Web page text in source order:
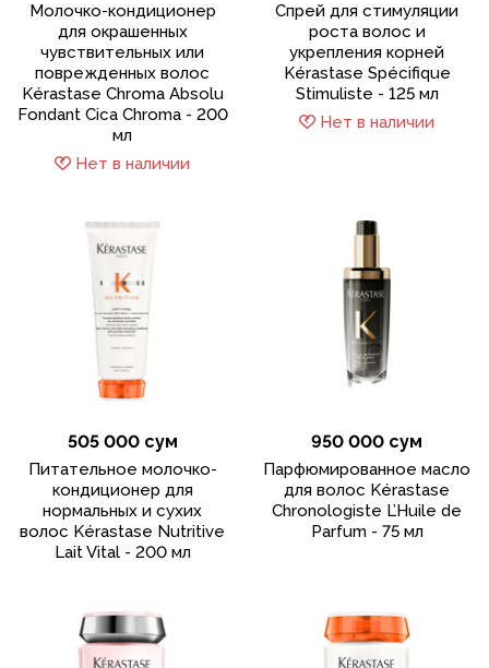
Молочко-кондиционер
для окрашенных
чувствительных или
поврежденных волос
Kérastase Chroma Absolu
Fondant Cica Chroma - 200
мл
Нет в наличии
Cпрей для стимуляции
роста волос и
укрепления корней
Kérastase Spécifique
Stimuliste - 125 мл
Нет в наличии
505 000 сум
Питательное молочко-
кондиционер для
нормальных и сухих
волос Kérastase Nutritive
Lait Vital - 200 мл
950 000 сум
Парфюмированное масло
для волос Kérastase
Chronologiste L’Huile de
Parfum - 75 мл